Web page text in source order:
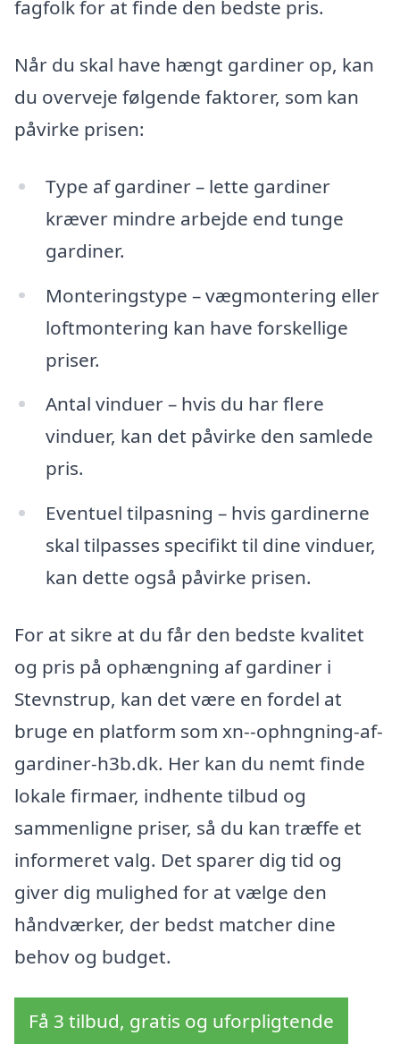
fagfolk for at finde den bedste pris.
Når du skal have hængt gardiner op, kan
du overveje følgende faktorer, som kan
påvirke prisen:
Type af gardiner – lette gardiner
kræver mindre arbejde end tunge
gardiner.
Monteringstype – vægmontering eller
loftmontering kan have forskellige
priser.
Antal vinduer – hvis du har flere
vinduer, kan det påvirke den samlede
pris.
Eventuel tilpasning – hvis gardinerne
skal tilpasses specifikt til dine vinduer,
kan dette også påvirke prisen.
For at sikre at du får den bedste kvalitet
og pris på ophængning af gardiner i
Stevnstrup, kan det være en fordel at
bruge en platform som xn--ophngning-af-
gardiner-h3b.dk. Her kan du nemt finde
lokale firmaer, indhente tilbud og
sammenligne priser, så du kan træffe et
informeret valg. Det sparer dig tid og
giver dig mulighed for at vælge den
håndværker, der bedst matcher dine
behov og budget.
Få 3 tilbud, gratis og uforpligtende